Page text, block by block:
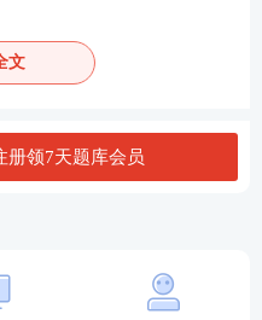
名”直接登录官方报名
文
册领7天题库会员